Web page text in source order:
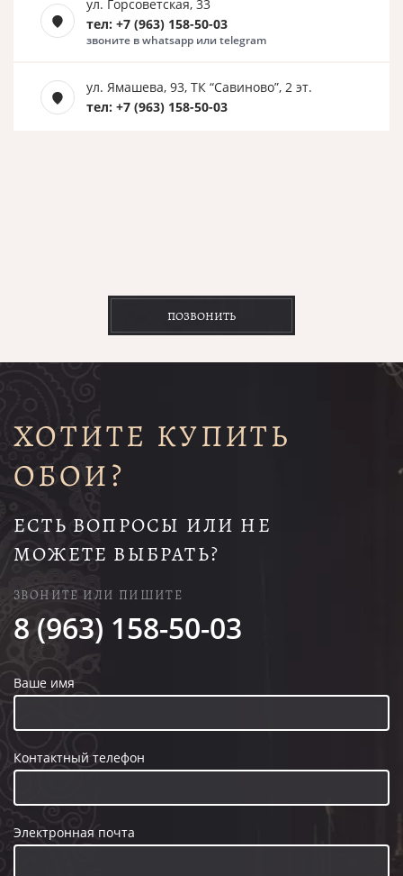
ул. Горсоветская, 33
тел: +7 (963) 158-50-03
звоните в whatsapp или telegram
ул. Ямашева, 93, ТК “Савиново”, 2 эт.
тел: +7 (963) 158-50-03
ПОЗВОНИТЬ
ХОТИТЕ КУПИТЬ
ОБОИ?
ЕСТЬ ВОПРОСЫ ИЛИ НЕ
МОЖЕТЕ ВЫБРАТЬ?
ЗВОНИТЕ ИЛИ ПИШИТЕ
8 (963) 158-50-03
Ваше имя
Контактный телефон
Электронная почта